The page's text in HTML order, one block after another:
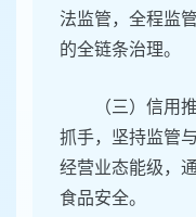
法监管，全程监
的全链条治理。
（三）信用
抓手，坚持监管
经营业态能级，
食品安全。